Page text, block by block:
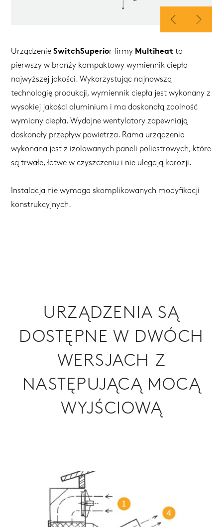
UrządzenieSwitchSuperior firmy Multiheatto
pierwszy w branży kompaktowy wymiennik ciepła
najwyższej jakości. Wykorzystując najnowszą
technologię produkcji, wymiennik ciepła jest wykonany z
wysokiej jakości aluminium i ma doskonałą zdolność
wymiany ciepła. Wydajne wentylatory zapewniają
doskonały przepływ powietrza. Rama urządzenia
wykonana jest z izolowanych paneli poliestrowych, które
są trwałe, łatwe w czyszczeniu i nie ulegają korozji.
Instalacja nie wymaga skomplikowanych modyfikacji
konstrukcyjnych.
URZĄDZENIA SĄ
DOSTĘPNE W DWÓCH
WERSJACH Z
NASTĘPUJĄCĄ MOCĄ
WYJŚCIOWĄ